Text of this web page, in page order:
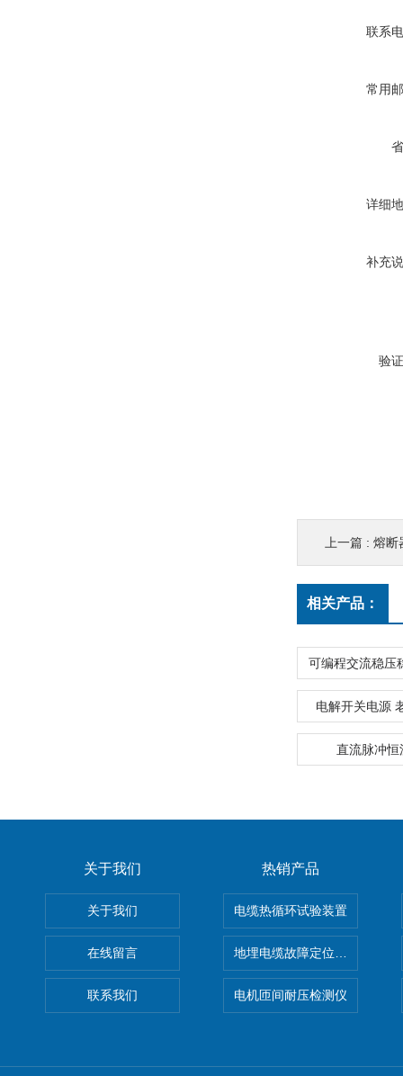
联系
常用
详细
补充
验
上一篇 : 熔断
相关产品：
电解开关电源
直流脉冲恒
关于我们
关于我们
在线留言
联系我们
热销产品
电缆热循环试验装置
地埋电缆故障定位仪 地下电
电机匝间耐压检测仪